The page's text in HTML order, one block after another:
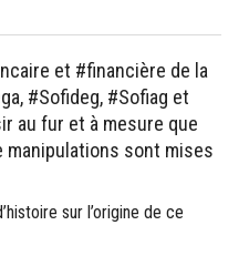
et #financière de la
#Sofideg, #Sofiag et
au fur et à mesure que
sont mises
sur l’origine de ce